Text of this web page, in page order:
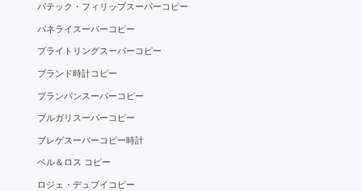
パテック・フィリップスーパーコピー
パネライスーパーコピー
ブライトリングスーパーコピー
ブランド時計コピー
ブランパンスーパーコピー
ブルガリスーパーコピー
ブレゲスーパーコピー時計
ベル＆ロス コピー
ロジェ・デュブイコピー